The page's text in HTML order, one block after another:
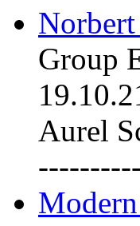
Group
Aurel
----------